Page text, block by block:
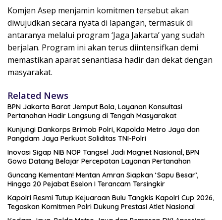
Komjen Asep menjamin komitmen tersebut akan
diwujudkan secara nyata di lapangan, termasuk di
antaranya melalui program ‘Jaga Jakarta’ yang sudah
berjalan. Program ini akan terus diintensifkan demi
memastikan aparat senantiasa hadir dan dekat dengan
masyarakat.
Related News
BPN Jakarta Barat Jemput Bola, Layanan Konsultasi
Pertanahan Hadir Langsung di Tengah Masyarakat
Kunjungi Dankorps Brimob Polri, Kapolda Metro Jaya dan
Pangdam Jaya Perkuat Soliditas TNI-Polri
Inovasi Sigap NIB NOP Tangsel Jadi Magnet Nasional, BPN
Gowa Datang Belajar Percepatan Layanan Pertanahan
Guncang Kementan! Mentan Amran Siapkan ‘Sapu Besar’,
Hingga 20 Pejabat Eselon I Terancam Tersingkir
Kapolri Resmi Tutup Kejuaraan Bulu Tangkis Kapolri Cup 2026,
Tegaskan Komitmen Polri Dukung Prestasi Atlet Nasional